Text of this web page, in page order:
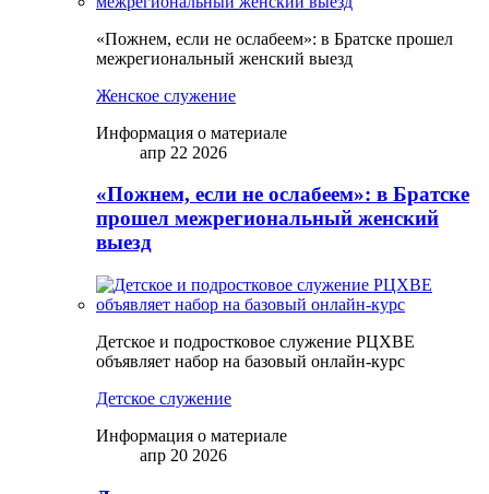
«Пожнем, если не ослабеем»: в Братске прошел
межрегиональный женский выезд
Женское служение
Информация о материале
апр 22 2026
«Пожнем, если не ослабеем»: в Братске
прошел межрегиональный женский
выезд
Детское и подростковое служение РЦХВЕ
объявляет набор на базовый онлайн-курс
Детское служение
Информация о материале
апр 20 2026